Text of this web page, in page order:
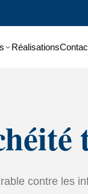
Réalisations
contre les